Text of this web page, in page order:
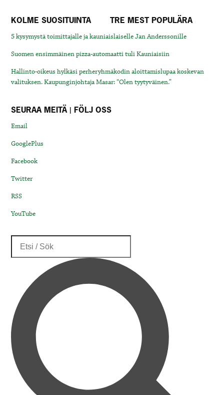
KOLME SUOSITUINTA TRE MEST POPULÄRA
5 kysymystä toimittajalle ja kauniaislaiselle Jan Anderssonille
Suomen ensimmäinen pizza-automaatti tuli Kauniaisiin
Hallinto-oikeus hylkäsi perheryhmäkodin aloittamislupaa koskevan
valituksen. Kaupunginjohtaja Masar: “Olen tyytyväinen.”
SEURAA MEITÄ | FÖLJ OSS
Email
GooglePlus
Facebook
Twitter
RSS
YouTube